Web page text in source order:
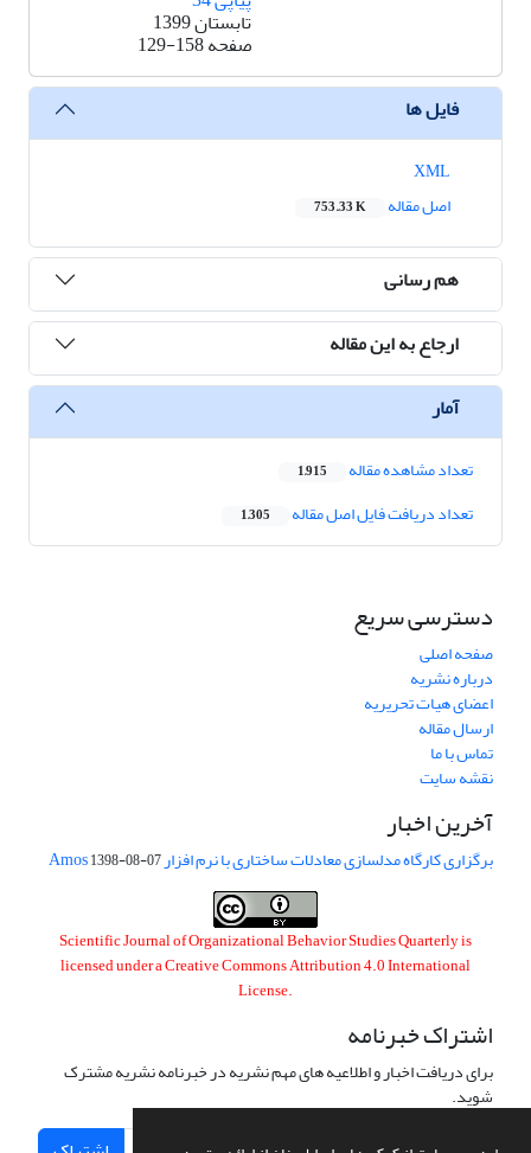
تابستان 1399
صفحه129-158
فایل ها
اصل مقاله
753.33 K
هم رسانی
ارجاع به این مقاله
آمار
تعداد مشاهده مقاله 1,915
تعداد دریافت فایل اصل مقاله 1,305
دسترسی سریع
صفحه اصلی
درباره نشریه
اعضای هیات تحریریه
ارسال مقاله
تماس با ما
نقشه سایت
آخرین اخبار
برگزاری کارگاه مدلسازی معادلات ساختاری با نرم افزار Amos1398-08-07
Scientific Journal of Organizational Behavior Studies Quarterly is
licensed under aCreative Commons Attribution 4.0 International
License.
اشتراک خبرنامه
برای دریافت اخبار و اطلاعیه های مهم نشریه در خبرنامه نشریه مشترک
شوید.